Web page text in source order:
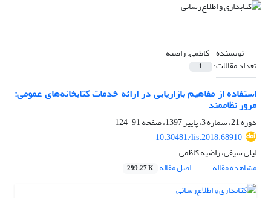
نویسنده =کاظمی، راضیه
تعداد مقالات: 1
استفاده از مفاهیم بازاریابی در ارائه خدمات کتابخانه‌های عمومی:
مرور نظام‎مند
دوره 21، شماره 3، پاییز 1397، صفحه
91-124
10.30481/lis.2018.68910
لیلی سیفی، راضیه کاظمی
مشاهده مقاله
اصل مقاله 299.27 K